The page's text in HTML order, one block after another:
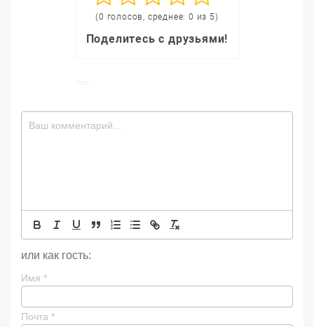
(0 голосов, среднее: 0 из 5)
Поделитесь с друзьями!
или как гость:
Имя *
Почта *